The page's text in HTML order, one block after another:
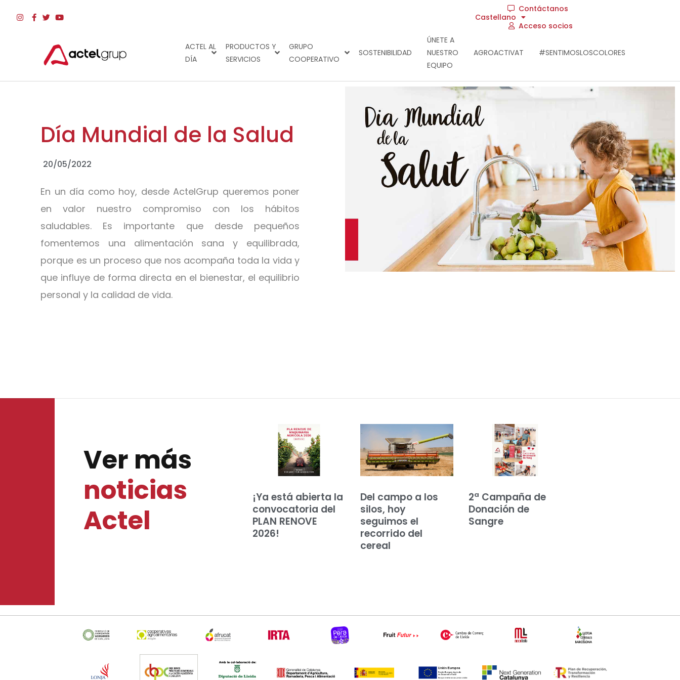
Castellano
Contáctanos
Acceso socios
ACTEL AL
DÍA
PRODUCTOS Y
SERVICIOS
GRUPO
COOPERATIVO
SOSTENIBILIDAD
ÚNETE A
NUESTRO
EQUIPO
AGROACTIVAT #SENTIMOSLOSCOLORES
Día Mundial de la Salud
20/05/2022
En un día como hoy, desde ActelGrup queremos poner
en valor nuestro compromiso con los hábitos
saludables. Es importante que desde pequeños
fomentemos una alimentación sana y equilibrada,
porque es un proceso que nos acompaña toda la vida y
que influye de forma directa en el bienestar, el equilibrio
personal y la calidad de vida.
Ver más
noticias
Actel
¡Ya está abierta la
convocatoria del
PLAN RENOVE
2026!
Del campo a los
silos, hoy
seguimos el
recorrido del
cereal
2ª Campaña de
Donación de
Sangre